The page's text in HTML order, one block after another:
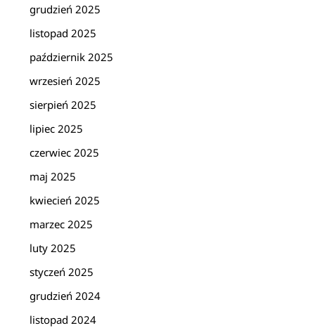
grudzień 2025
listopad 2025
październik 2025
wrzesień 2025
sierpień 2025
lipiec 2025
czerwiec 2025
maj 2025
kwiecień 2025
marzec 2025
luty 2025
styczeń 2025
grudzień 2024
listopad 2024